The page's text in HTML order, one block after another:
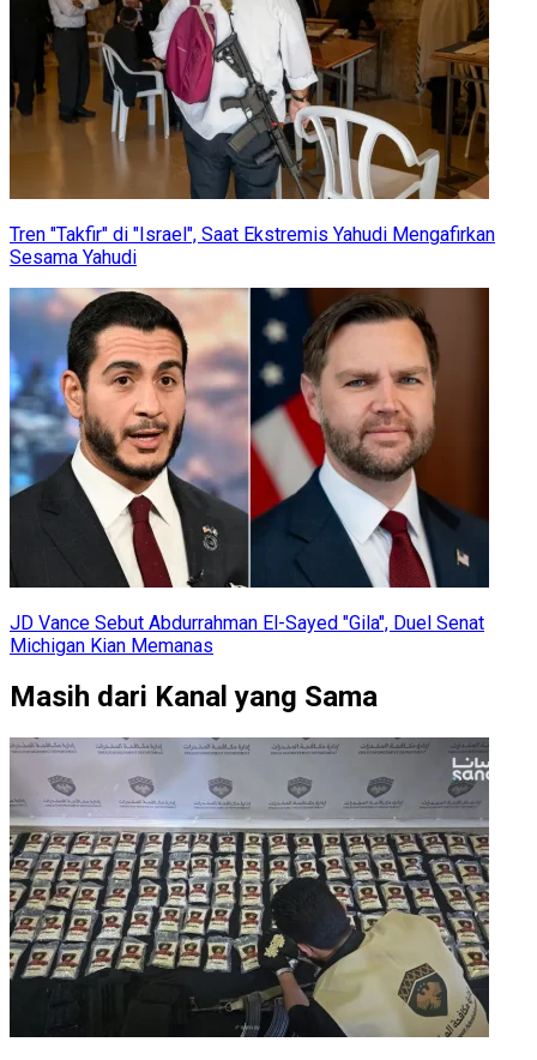
Tren "Takfir" di "Israel", Saat Ekstremis Yahudi Mengafirkan
Sesama Yahudi
JD Vance Sebut Abdurrahman El-Sayed "Gila", Duel Senat
Michigan Kian Memanas
Masih dari Kanal yang Sama